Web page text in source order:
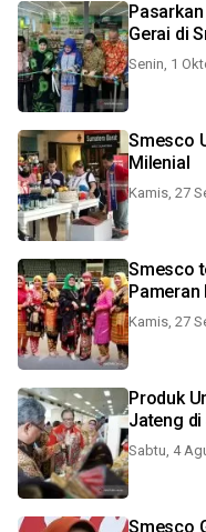
Gerai di
Senin, 1
Smesco
Milenial
Kamis, 27
Smesco
Pameran
Kamis, 27
Produk
Jateng
Sabtu, 4
Smesco